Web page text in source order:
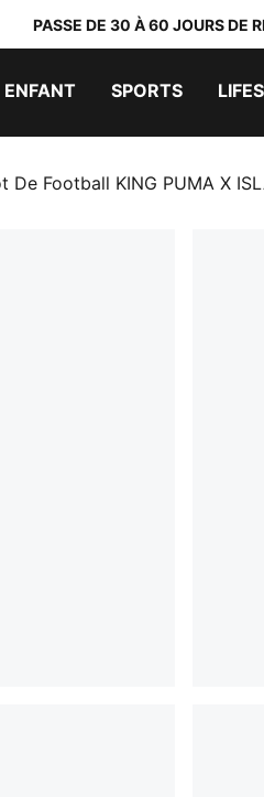
PASSE DE 30 À 60 JOURS DE
ENFANT SPORTS
De Football KING PUMA X